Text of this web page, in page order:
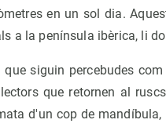
en un sol dia.
a la península ibèrica, li
siguin percebudes
que retornen al
d'un cop de